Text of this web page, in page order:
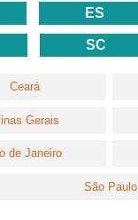
ES
SC
Ceará
Gerais
de Janeiro
São Paulo